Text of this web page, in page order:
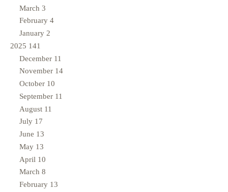
March 3
February 4
January 2
2025 141
December 11
November 14
October 10
September 11
August 11
July 17
June 13
May 13
April 10
March 8
February 13